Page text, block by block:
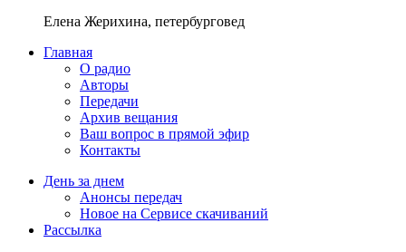
Елена Жерихина, петербурговед
Главная
О радио
Авторы
Передачи
Архив вещания
Ваш вопрос в прямой эфир
Контакты
День за днем
Анонсы передач
Новое на Сервисе скачиваний
Рассылка